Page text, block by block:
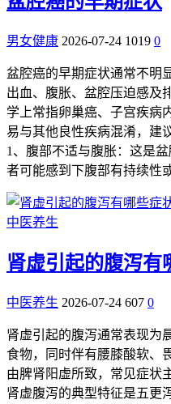
男女健康 2026-07-24 1019 0
盆腔癌的早期症状通常不明
出血、腹胀、盆腔压迫感及
学上常指卵巢癌、子宫疾病
易与其他良性疾病混淆，建
1、腹部不适与腹胀：这是
者可能感到下腹部有持续性
中医养生
肾虚引起的腹泻有
中医养生 2026-07-24 607 0
肾虚引起的腹泻通常表现为
食物，同时伴有腰膝酸软、
由脾肾阳虚所致，常见症状
肾虚腹泻的典型特征是五更